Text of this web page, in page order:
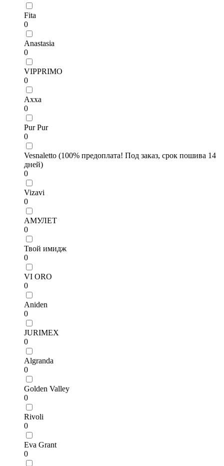
Fita
0
Anastasia
0
VIPPRIMO
0
Axxa
0
Pur Pur
0
Vesnaletto (100% предоплата! Под заказ, срок пошива 14
дней)
0
Vizavi
0
АМУЛЕТ
0
Твой имидж
0
VI ORO
0
Aniden
0
JURIMEX
0
Algranda
0
Golden Valley
0
Rivoli
0
Eva Grant
0